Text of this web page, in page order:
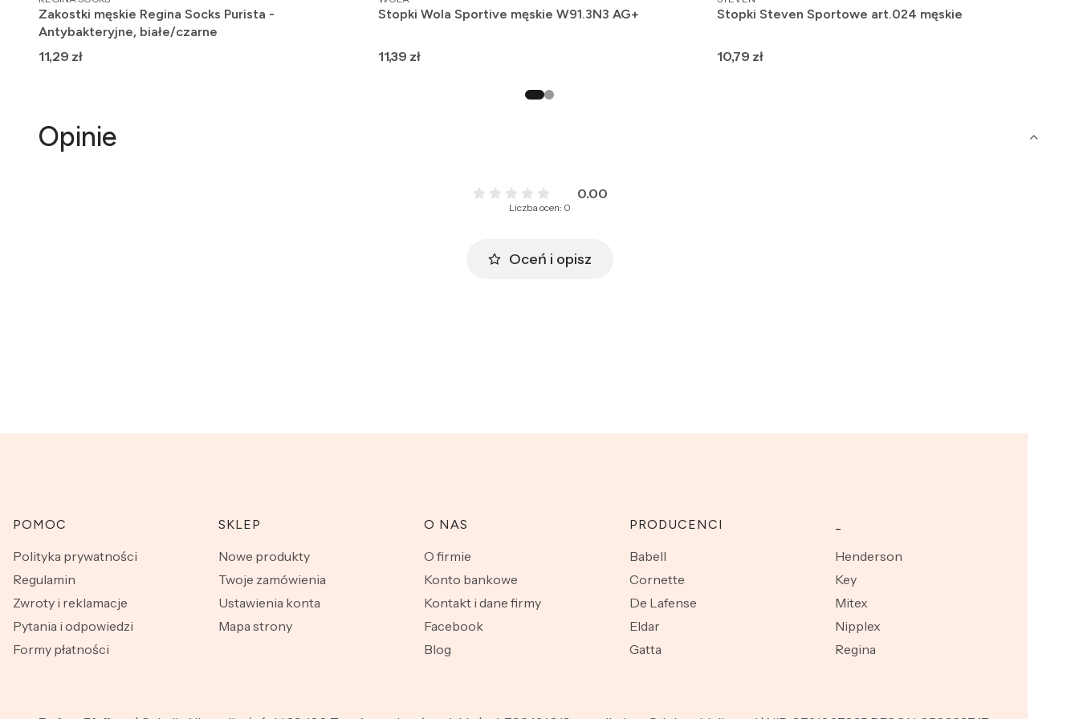
Zakostki męskie Regina Socks Purista -
Antybakteryjne, białe/czarne
Cena
11,29 zł
Stopki Wola Sportive męskie W91.3N3 AG+
Cena
11,39 zł
Stopki Steven Sportowe art.024 męskie
Cena
10,79 zł
Opinie
0.00
Liczba ocen: 0
Oceń i opisz
Linki w stopce
POMOC
Polityka prywatności
Regulamin
Zwroty i reklamacje
Pytania i odpowiedzi
Formy płatności
SKLEP
Nowe produkty
Twoje zamówienia
Ustawienia konta
Mapa strony
O NAS
O firmie
Konto bankowe
Kontakt i dane firmy
Facebook
Blog
PRODUCENCI
Babell
Cornette
De Lafense
Eldar
Gatta
Henderson
Key
Mitex
Nipplex
Regina